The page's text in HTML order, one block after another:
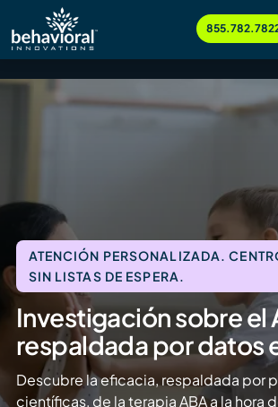
ATENCIÓN PERSONALIZADA.
SIN LISTAS DE ESPERA.
Investigación sobre el
respaldada por datos
Descubre la eficacia, respaldada por
científicas, de la terapia ABA a la hora